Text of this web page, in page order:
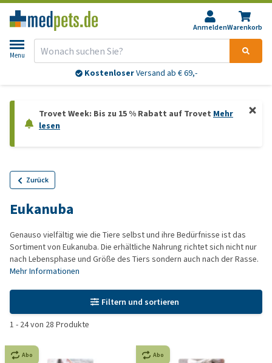
AnmeldenWarenkorb
Menu
KostenloserVersand ab € 69,-
Trovet Week: Bis zu 15 % Rabatt auf Trovet Mehr
lesen
Zurück
Eukanuba
Genauso vielfältig wie die Tiere selbst und ihre Bedürfnisse ist das
Sortiment von Eukanuba. Die erhältliche Nahrung richtet sich nicht nur
nach Lebensphase und Größe des Tiers sondern auch nach der Rasse.
Mehr Informationen
Filtern und sortieren
1 - 24von 28 Produkte
Abo Abo